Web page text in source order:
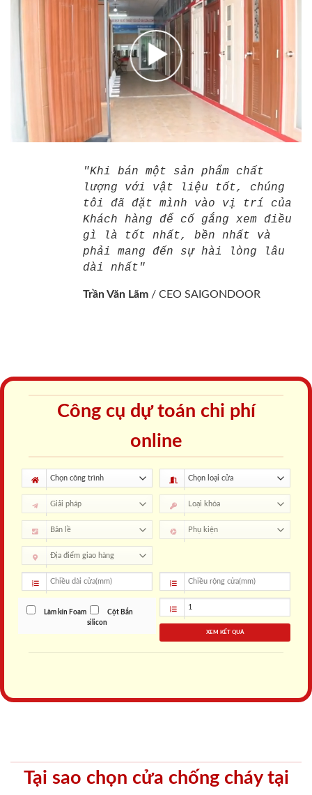
"Khi bán một sản phẩm chất
lượng với vật liệu tốt, chúng
tôi đã đặt mình vào vị trí của
Khách hàng để cố gắng xem điều
gì là tốt nhất, bền nhất và
phải mang đến sự hài lòng lâu
dài nhất"
Trần Văn Lãm / CEO SAIGONDOOR
Công cụ dự toán chi phí
online
Làm kín Foam
Cột Bắn
silicon
XEM KẾT QUẢ
Tại sao chọn cửa chống cháy tại